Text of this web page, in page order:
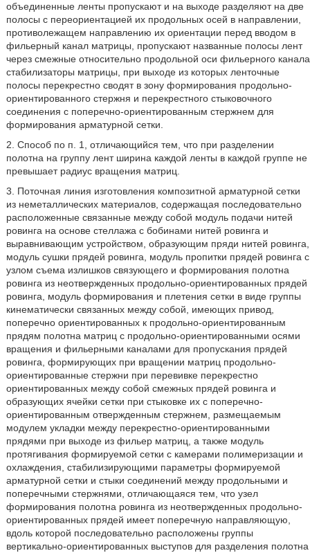
объединенные ленты пропускают и на выходе разделяют на две
полосы с переориентацией их продольных осей в направлении,
противолежащем направлению их ориентации перед вводом в
фильерный канал матрицы, пропускают названные полосы лент
через смежные относительно продольной оси фильерного канала
стабилизаторы матрицы, при выходе из которых ленточные
полосы перекрестно сводят в зону формирования продольно-
ориентированного стержня и перекрестного стыковочного
соединения с поперечно-ориентированным стержнем для
формирования арматурной сетки.
2. Способ по п. 1, отличающийся тем, что при разделении
полотна на группу лент ширина каждой ленты в каждой группе не
превышает радиус вращения матриц.
3. Поточная линия изготовления композитной арматурной сетки
из неметаллических материалов, содержащая последовательно
расположенные связанные между собой модуль подачи нитей
ровинга на основе стеллажа с бобинами нитей ровинга и
выравнивающим устройством, образующим пряди нитей ровинга,
модуль сушки прядей ровинга, модуль пропитки прядей ровинга с
узлом съема излишков связующего и формирования полотна
ровинга из неотвержденных продольно-ориентированных прядей
ровинга, модуль формирования и плетения сетки в виде группы
кинематически связанных между собой, имеющих привод,
поперечно ориентированных к продольно-ориентированным
прядям полотна матриц с продольно-ориентированными осями
вращения и фильерными каналами для пропускания прядей
ровинга, формирующих при вращении матриц продольно-
ориентированные стержни при перевивке перекрестно
ориентированных между собой смежных прядей ровинга и
образующих ячейки сетки при стыковке их с поперечно-
ориентированным отвержденным стержнем, размещаемым
модулем укладки между перекрестно-ориентированными
прядями при выходе из фильер матриц, а также модуль
протягивания формируемой сетки с камерами полимеризации и
охлаждения, стабилизирующими параметры формируемой
арматурной сетки и стыки соединений между продольными и
поперечными стержнями, отличающаяся тем, что узел
формирования полотна ровинга из неотвержденных продольно-
ориентированных прядей имеет поперечную направляющую,
вдоль которой последовательно расположены группы
вертикально-ориентированных выступов для разделения полотна